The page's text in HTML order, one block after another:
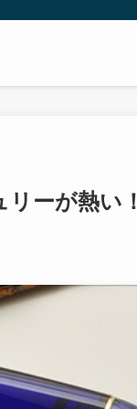
ーが熱い！